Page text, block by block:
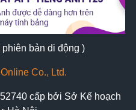
phiên bản di động )
Co., Ltd.
cấp bởi Sở Kế hoạch